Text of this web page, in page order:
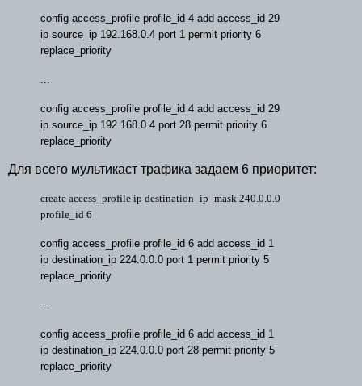
config access_profile profile_id 4 add access_id 29
ip source_ip 192.168.0.4 port 1 permit priority 6
replace_priority
...
config access_profile profile_id 4 add access_id 29
ip source_ip 192.168.0.4 port 28 permit priority 6
replace_priority
Для всего мультикаст трафика задаем 6 приоритет:
create access_profile ip destination_ip_mask 240.0.0.0
profile_id 6
config access_profile profile_id 6 add access_id 1
ip destination_ip 224.0.0.0 port 1 permit priority 5
replace_priority
...
config access_profile profile_id 6 add access_id 1
ip destination_ip 224.0.0.0 port 28 permit priority 5
replace_priority